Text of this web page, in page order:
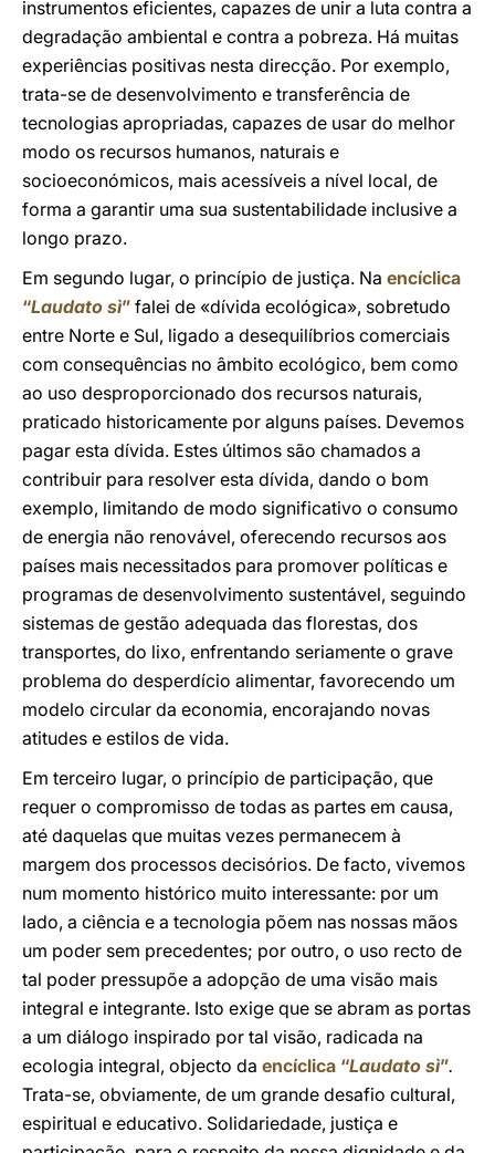
instrumentos eficientes, capazes de unir a luta contra a
degradação ambiental e contra a pobreza. Há muitas
experiências positivas nesta direcção. Por exemplo,
trata-se de desenvolvimento e transferência de
tecnologias apropriadas, capazes de usar do melhor
modo os recursos humanos, naturais e
socioeconómicos, mais acessíveis a nível local, de
forma a garantir uma sua sustentabilidade inclusive a
longo prazo.
Em segundo lugar, o princípio de justiça. Na encíclica
“Laudato sì” falei de «dívida ecológica», sobretudo
entre Norte e Sul, ligado a desequilíbrios comerciais
com consequências no âmbito ecológico, bem como
ao uso desproporcionado dos recursos naturais,
praticado historicamente por alguns países. Devemos
pagar esta dívida. Estes últimos são chamados a
contribuir para resolver esta dívida, dando o bom
exemplo, limitando de modo significativo o consumo
de energia não renovável, oferecendo recursos aos
países mais necessitados para promover políticas e
programas de desenvolvimento sustentável, seguindo
sistemas de gestão adequada das florestas, dos
transportes, do lixo, enfrentando seriamente o grave
problema do desperdício alimentar, favorecendo um
modelo circular da economia, encorajando novas
atitudes e estilos de vida.
Em terceiro lugar, o princípio de participação, que
requer o compromisso de todas as partes em causa,
até daquelas que muitas vezes permanecem à
margem dos processos decisórios. De facto, vivemos
num momento histórico muito interessante: por um
lado, a ciência e a tecnologia põem nas nossas mãos
um poder sem precedentes; por outro, o uso recto de
tal poder pressupõe a adopção de uma visão mais
integral e integrante. Isto exige que se abram as portas
a um diálogo inspirado por tal visão, radicada na
ecologia integral, objecto da encíclica “Laudato sì”.
Trata-se, obviamente, de um grande desafio cultural,
espiritual e educativo. Solidariedade, justiça e